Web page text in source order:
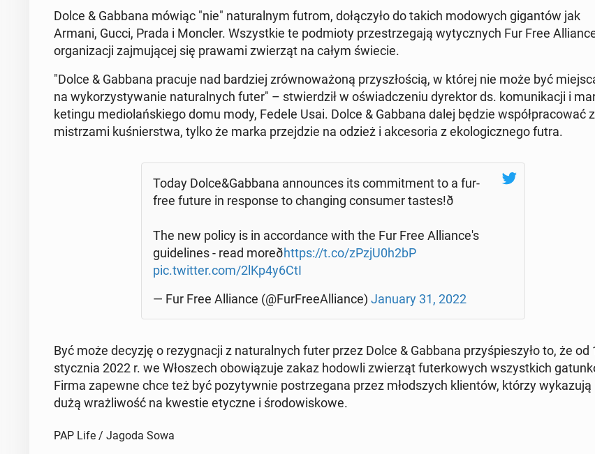
Dolce & Gabbana mówiąc "nie" na­tu­ral­nym futrom, do­łą­czy­ło do takich mo­do­wych gi­gan­tów jak
Armani, Gucci, Prada i Moncler. Wszyst­kie te pod­mio­ty prze­strze­ga­ją wy­tycz­nych Fur Free
or­ga­ni­za­cji zaj­mu­ją­cej się prawami zwie­rząt na całym świecie.
"Dolce & Gabbana pracuje nad bar­dziej zrów­no­wa­żo­ną przy­szło­ścią, w której nie może być
na wy­ko­rzy­sty­wa­nie na­tu­ral­nych futer" – stwier­dził w oświad­cze­niu dy­rek­tor ds. ko­mu­ni­ka­cji i
ke­tin­gu me­dio­lań­skie­go domu mody, Fedele Usai. Dolce & Gabbana dalej będzie współ­pra­co­wać z
mi­strza­mi ku­śnier­stwa, tylko że marka przej­dzie na odzież i ak­ce­so­ria z eko­lo­gicz­ne­go futra.
Today Dolce&Gabbana an­no­un­ces its com­mit­ment to a fur-
free future in re­spon­se to chan­ging con­su­mer tastes!ð
The new policy is in ac­cor­dan­ce with the Fur Free Al­lian­ce­'s
gu­ide­li­nes - read mo­re­ðhttps://t.co/zPzjU0h2bP
pic.twitter.com/2lKp4y6CtI
— Fur Free Al­lian­ce (@Fur­Fre­eAl­lian­ce) January 31, 2022
Być może decyzję o re­zy­gna­cji z na­tu­ral­nych futer przez Dolce & Gabbana przy­śpie­szy­ło to, że od
stycz­nia 2022 r. we Wło­szech obo­wią­zu­je zakaz hodowli zwie­rząt fu­ter­ko­wych wszyst­kich
Firma zapewne chce też być po­zy­tyw­nie po­strze­ga­na przez młod­szych klien­tów, którzy wy­ka­zu­ją
dużą wraż­li­wość na kwestie etyczne i śro­do­wi­sko­we.
PAP Life / Jagoda Sowa